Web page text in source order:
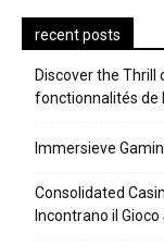
recent posts
Discover the Thrill
fonctionnalités de
Immersieve
Consolidated
Incontrano il